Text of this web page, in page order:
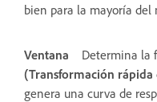
bien para la mayoría del
Ventana Determina la
(Transformación rápida
genera una curva de